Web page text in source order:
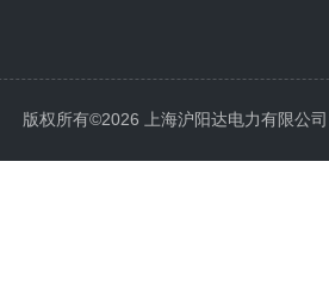
版权所有©2026 上海沪阳达电力有限公